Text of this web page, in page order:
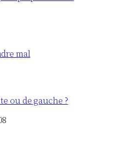
mal
ou de gauche ?